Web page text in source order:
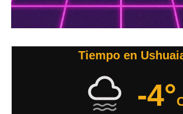
Tiempo en
-4°